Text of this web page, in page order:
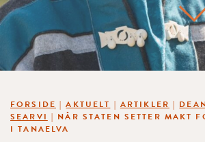
FORSIDE |AKTUELT | ARTIKLER |
SEARVI | NÅR STATEN SETTER MAKT
I TANAELVA